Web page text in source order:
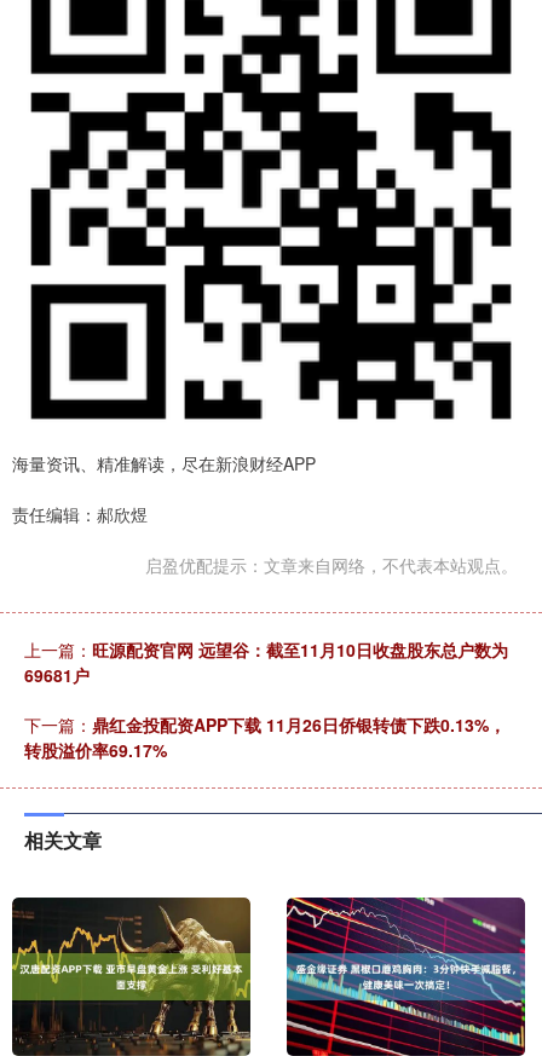
海量资讯、精准解读，尽在新浪财经APP
责任编辑：郝欣煜
启盈优配提示：文章来自网络，不代表本站观点。
上一篇： 旺源配资官网 远望谷：截至11月10日收盘股东总户数为
69681户
下一篇： 鼎红金投配资APP下载 11月26日侨银转债下跌0.13%，
转股溢价率69.17%
相关文章